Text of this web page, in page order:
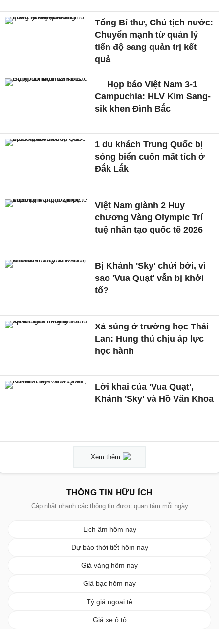
Tổng Bí thư, Chủ tịch nước:
Chuyển mạnh từ quản lý
tiến độ sang quản trị kết
quả
Họp báo Việt Nam 3-1
Campuchia: HLV Kim Sang-
sik khen Đình Bắc
1 du khách Trung Quốc bị
sóng biển cuốn mất tích ở
Đắk Lắk
Việt Nam giành 2 Huy
chương Vàng Olympic Trí
tuệ nhân tạo quốc tế 2026
Bị Khánh 'Sky' chửi bới, vì
sao 'Vua Quạt' vẫn bị khởi
tố?
Xả súng ở trường học Thái
Lan: Hung thủ chịu áp lực
học hành
Lời khai của 'Vua Quạt',
Khánh 'Sky' và Hồ Văn Khoa
Xem thêm
THÔNG TIN HỮU ÍCH
Cập nhật nhanh các thông tin được quan tâm mỗi ngày
Lịch âm hôm nay
Dự báo thời tiết hôm nay
Giá vàng hôm nay
Giá bạc hôm nay
Tỷ giá ngoại tệ
Giá xe ô tô